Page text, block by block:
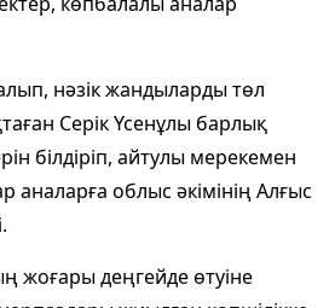
нәзік жандыларды төл
Серік Үсенұлы барлық
білдіріп, айтулы мерекемен
аналарға облыс әкімінің Алғыс
жоғары деңгейде өтуіне